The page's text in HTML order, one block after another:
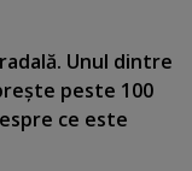
Unul dintre
peste 100
ce este